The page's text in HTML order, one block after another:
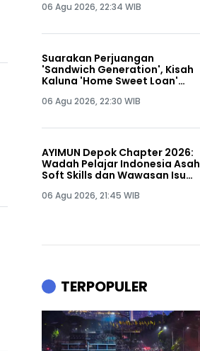
06 Agu 2026, 22:34 WIB
Suarakan Perjuangan
'Sandwich Generation', Kisah
Kaluna 'Home Sweet Loan'
Musikal
06 Agu 2026, 22:30 WIB
AYIMUN Depok Chapter 2026:
Wadah Pelajar Indonesia Asah
Soft Skills dan Wawasan Isu
06 Agu 2026, 21:45 WIB
TERPOPULER